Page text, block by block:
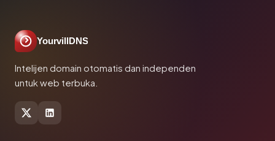
YourvillDNS
Intelijen domain otomatis dan independen
untuk web terbuka.